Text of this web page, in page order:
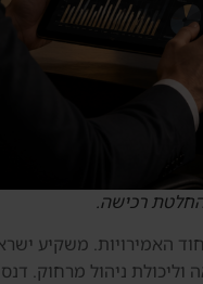
החלטת רכישה.
ניהול מרחוק.